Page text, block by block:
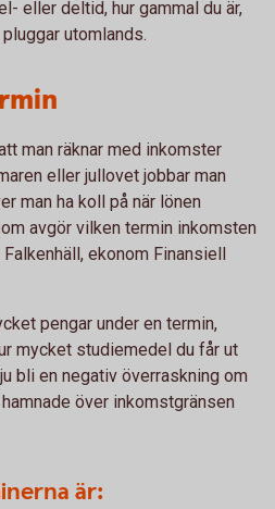
eller deltid, hur gammal du är,
utomlands.
man räknar med inkomster
eller jullovet jobbar man
man ha koll på när lönen
avgör vilken termin inkomsten
ekonom Finansiell
pengar under en termin,
mycket studiemedel du får ut
bli en negativ överraskning om
över inkomstgränsen
är: